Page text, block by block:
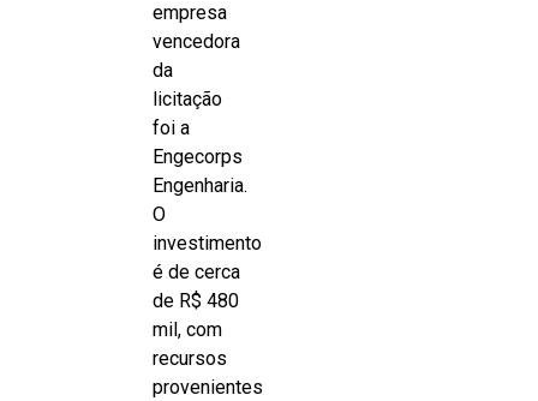
empresa
vencedora
da
licitação
foi a
Engecorps
Engenharia.
O
investimento
é de cerca
de R$ 480
mil, com
recursos
provenientes